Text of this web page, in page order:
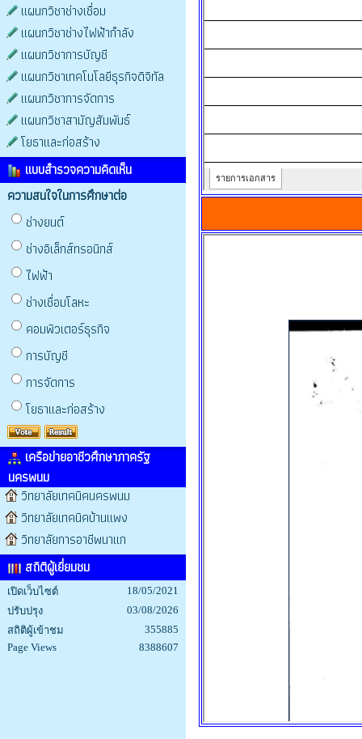
แผนกวิชาช่างเชื่อม
แผนกวิชาช่างไฟฟ้ากำลัง
แผนกวิชาการบัญชี
แผนกวิชาเทคโนโลยีธุรกิจดิจิทัล
แผนกวิชาการจัดการ
แผนกวิชาสามัญสัมพันธ์
โยธาและก่อสร้าง
แบบสำรวจความคิดเห็น
ความสนใจในการศึกษาต่อ
ช่างยนต์
ช่างอิเล็กส์ทรอนิกส์
ไฟฟ้า
ช่างเชื่อมโลหะ
คอมพิวเตอร์ธุรกิจ
การบัญชี
การจัดการ
โยธาและก่อสร้าง
เครือข่ายอาชีวศึกษาภาครัฐ
นครพนม
วิทยาลัยเทคนิคนครพนม
วิทยาลัยเทคนิคบ้านแพง
วิทยาลัยการอาชีพนาแก
สถิติผู้เยี่ยมชม
เปิดเว็บไซต์
18/05/2021
ปรับปรุง
03/08/2026
สถิติผู้เข้าชม
355885
Page Views
8388607